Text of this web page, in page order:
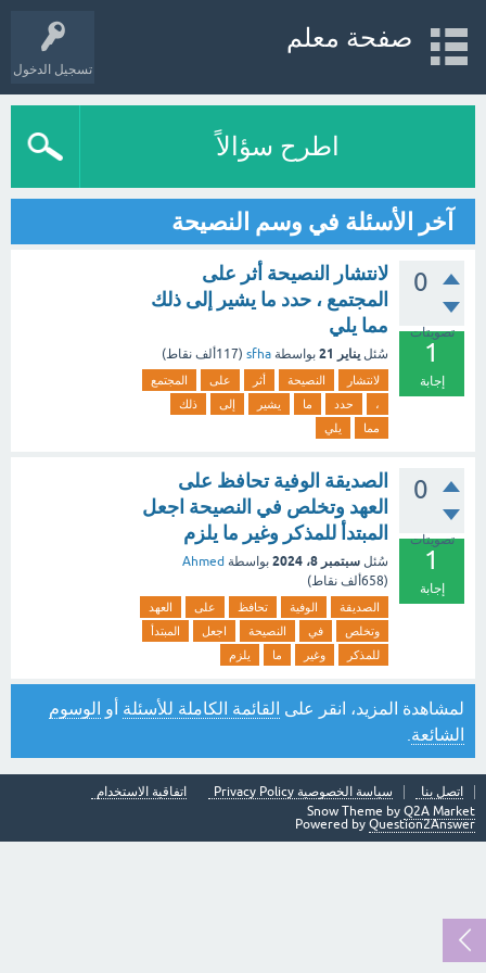
تسجيل الدخول
صفحة معلم
اطرح سؤالاً
آخر الأسئلة في وسم النصيحة
0
تصويتات
1
إجابة
لانتشار النصيحة أثر على
المجتمع ، حدد ما يشير إلى ذلك
مما يلي
سُئل يناير 21 بواسطة sfha
(117ألف نقاط)
لانتشار النصيحة أثر على
المجتمع
،
حدد ما يشير إلى
ذلك
مما
يلي
0
تصويتات
1
إجابة
الصديقة الوفية تحافظ على
العهد وتخلص في النصيحة اجعل
المبتدأ للمذكر وغير ما يلزم
سُئل سبتمبر 8، 2024 بواسطة Ahmed
(658ألف نقاط)
الصديقة الوفية تحافظ على
العهد
وتخلص
في النصيحة اجعل
المبتدأ
للمذكر
وغير ما يلزم
لمشاهدة المزيد، انقر على القائمة الكاملة للأسئلة أو الوسوم
الشائعة
اتصل بنا سياسة الخصوصية Privacy Policy
اتفاقية الاستخدام
Snow Theme by Q2A Market
Powered by Question2Answer